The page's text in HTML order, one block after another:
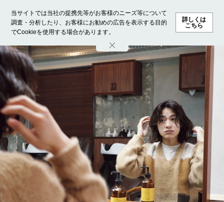
当サイトでは当社の提携先等がお客様のニーズ等について
調査・分析したり、お客様にお勧めの広告を表示する目的
でCookieを使用する場合があります。
詳しくは
こちら
ホーム モデル募集 ランキング ファッション ビューテ